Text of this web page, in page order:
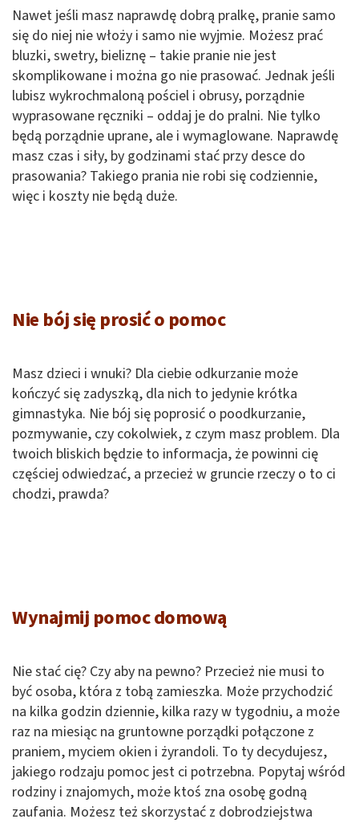
Nawet jeśli masz naprawdę dobrą pralkę, pranie samo
się do niej nie włoży i samo nie wyjmie. Możesz prać
bluzki, swetry, bieliznę – takie pranie nie jest
skomplikowane i można go nie prasować. Jednak jeśli
lubisz wykrochmaloną pościel i obrusy, porządnie
wyprasowane ręczniki – oddaj je do pralni. Nie tylko
będą porządnie uprane, ale i wymaglowane. Naprawdę
masz czas i siły, by godzinami stać przy desce do
prasowania? Takiego prania nie robi się codziennie,
więc i koszty nie będą duże.
Nie bój się prosić o pomoc
Masz dzieci i wnuki? Dla ciebie odkurzanie może
kończyć się zadyszką, dla nich to jedynie krótka
gimnastyka. Nie bój się poprosić o poodkurzanie,
pozmywanie, czy cokolwiek, z czym masz problem. Dla
twoich bliskich będzie to informacja, że powinni cię
częściej odwiedzać, a przecież w gruncie rzeczy o to ci
chodzi, prawda?
Wynajmij pomoc domową
Nie stać cię? Czy aby na pewno? Przecież nie musi to
być osoba, która z tobą zamieszka. Może przychodzić
na kilka godzin dziennie, kilka razy w tygodniu, a może
raz na miesiąc na gruntowne porządki połączone z
praniem, myciem okien i żyrandoli. To ty decydujesz,
jakiego rodzaju pomoc jest ci potrzebna. Popytaj wśród
rodziny i znajomych, może ktoś zna osobę godną
zaufania. Możesz też skorzystać z dobrodziejstwa